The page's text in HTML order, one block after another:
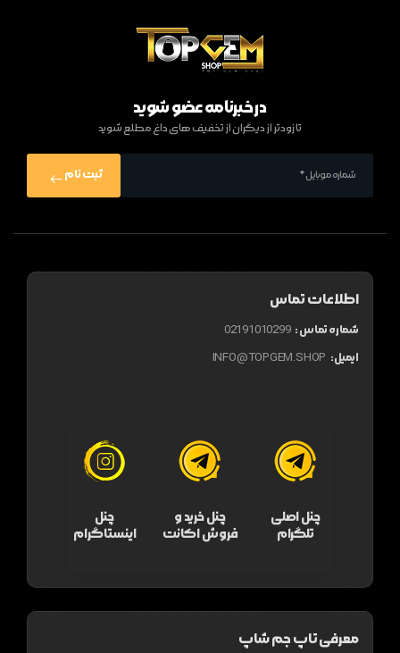
در خبرنامه عضو شوید
تا زودتر از دیگران از تخفیف های داغ مطلع شوید
ثبت نام
اطلاعات تماس
شماره تماس : 02191010299
ایمیل: INFO@TOPGEM.SHOP
چنل اصلی
تلگرام
چنل خرید و
فروش اکانت
چنل
اینستاگرام
معرفی تاپ جم شاپ